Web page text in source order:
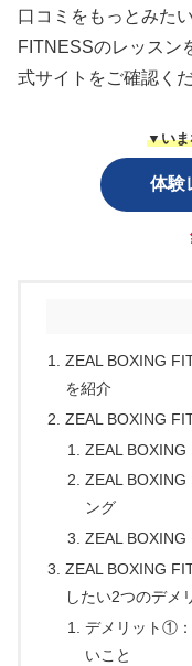
口コミをもっとみた
FITNESSのレッスン
式サイトをご確認くだ
▼いま
体験
ZEAL BOXING
を紹介
ZEAL BOXING
ZEAL
ZEAL
ング
ZEAL
ZEAL BOXING
したい2つのデメ
デメリット①：
いこと